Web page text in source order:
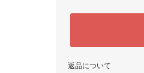
返品について